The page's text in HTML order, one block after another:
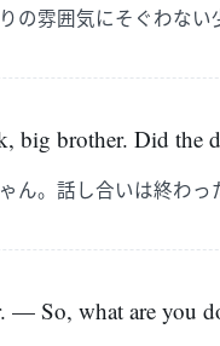
の雰囲気にそぐわない
big brother. Did the
ん。話し合いは終わっ
— So, what are you